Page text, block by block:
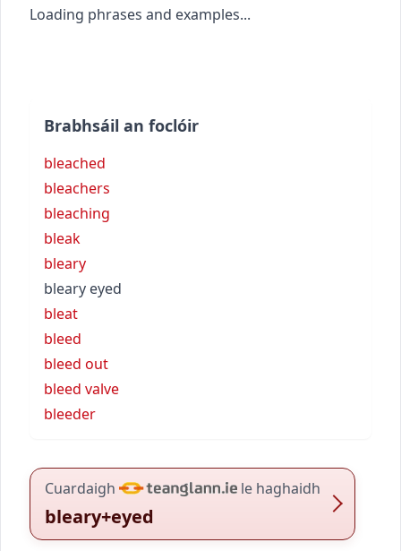
Loading phrases and examples...
Brabhsáil an foclóir
bleached
bleachers
bleaching
bleak
bleary
bleary eyed
bleat
bleed
bleed out
bleed valve
bleeder
Cuardaigh le haghaidh
bleary+eyed